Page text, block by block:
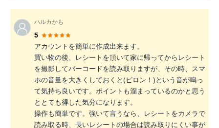
ハルカかも
5
アカウントを簡単に作成出来ます。
買い物の後、レシートを頂いて家に帰ってからレシート
を撮影してバーコードを読み取りますが、その時、スマ
ホの音量を大きくしておくと(ピロン！)という音が鳴っ
て気持ち良いです。ポイントも溜まっているのかと思う
ととても得した気分になります。
操作も簡単です。強いて言うなら、レシートをカメラで
読み取る時、長いレシートの場合は読み取りにくい事が